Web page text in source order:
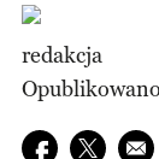
redakcja
Udostępnij na
E-